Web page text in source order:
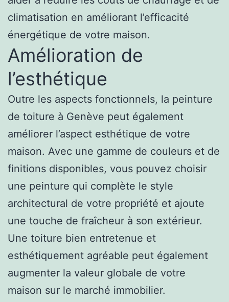
climatisation en améliorant l’efficacité
énergétique de votre maison.
Amélioration de
l’esthétique
Outre les aspects fonctionnels, la peinture
de toiture à Genève peut également
améliorer l’aspect esthétique de votre
maison. Avec une gamme de couleurs et de
finitions disponibles, vous pouvez choisir
une peinture qui complète le style
architectural de votre propriété et ajoute
une touche de fraîcheur à son extérieur.
Une toiture bien entretenue et
esthétiquement agréable peut également
augmenter la valeur globale de votre
maison sur le marché immobilier.